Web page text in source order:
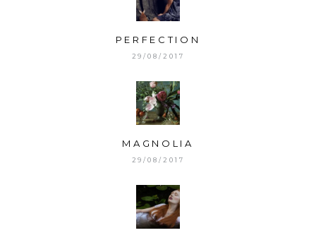
PERFECTION
29/08/2017
MAGNOLIA
29/08/2017